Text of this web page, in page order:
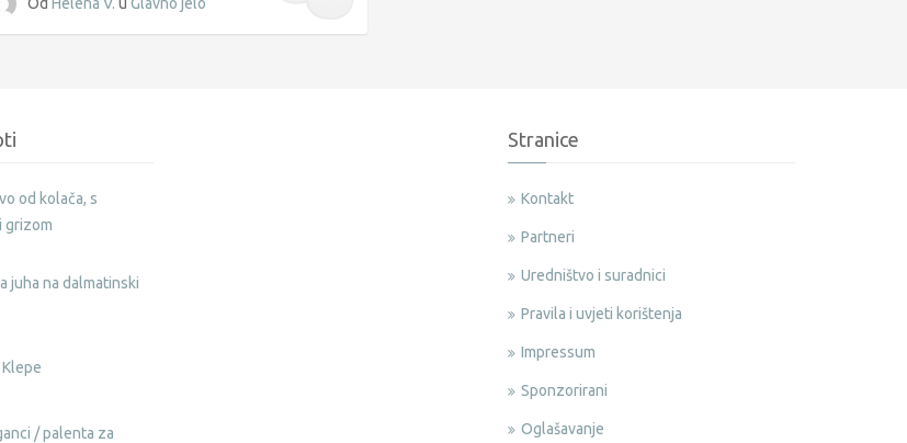
od kolača, s
grizom
juha na dalmatinski
/ palenta za
Stranice
Kontakt
Partneri
Uredništvo i suradnici
Pravila i uvjeti korištenja
Impressum
Sponzorirani
Oglašavanje